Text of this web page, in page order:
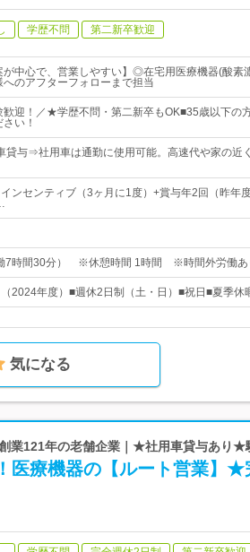
学歴不問 第二新卒歓迎
が中心で、営業しやすい】◎在宅用医療機器(酸素
のアフターフォローまで担当
歓迎！／★学歴不問・第二新卒もOK■35歳以下
い！
与⇒社用車は通勤に使用可能。高速代や家の近
ンセンティブ（3ヶ月に1度）+賞与年2回（昨年
7時間30分） ※休憩時間 1時間 ※時間外労働あ
2024年度）■週休2日制（土・日）■祝日■夏季
気になる
業121年の老舗企業｜★社用車貸与あり★
医療機器の【ルート営業】